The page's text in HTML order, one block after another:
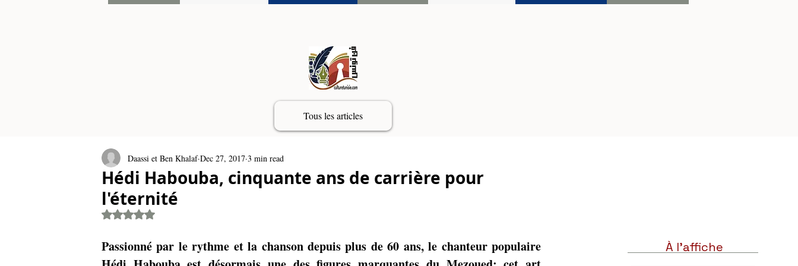
Tous les articles
Hédi Habouba, cinquante ans de carrière pour
l'éternité
Daassi et Ben Khalaf Dec 27, 2017 3 min read
Rated NaN out of 5 stars.
Passionné par le rythme et la chanson depuis plus de 60 ans, le chanteur populaire
À l'affiche